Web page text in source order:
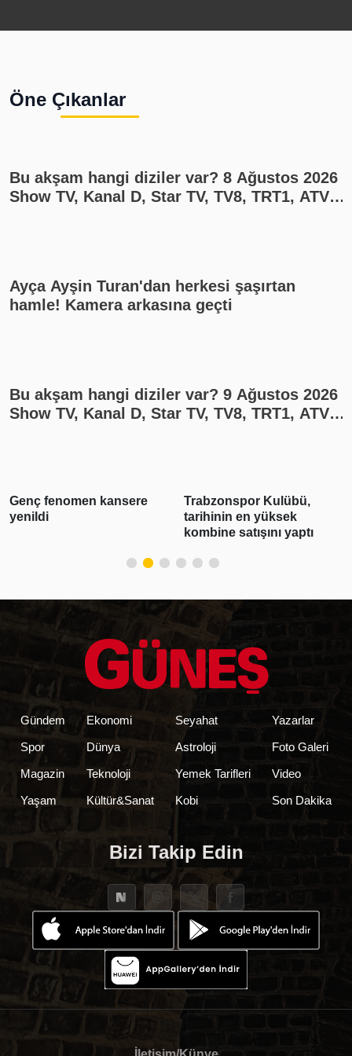
Öne Çıkanlar
Bu akşam hangi diziler var? 8 Ağustos 2026
Show TV, Kanal D, Star TV, TV8, TRT1, ATV
Ayça Ayşin Turan'dan herkesi şaşırtan
hamle! Kamera arkasına geçti
Bu akşam hangi diziler var? 9 Ağustos 2026
Show TV, Kanal D, Star TV, TV8, TRT1, ATV
Trabzonspor Kulübü,
tarihinin en yüksek
3 ilde suç örgütü
operasyonu: 28 şüpheli
tutuklandı
Gündem
Spor
Magazin
Yaşam
Ekonomi
Dünya
Teknoloji
Kültür&Sanat
Seyahat
Astroloji
Yemek Tarifleri
Kobi
Yazarlar
Foto Galeri
Video
Son Dakika
Bizi Takip Edin